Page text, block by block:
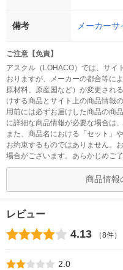
備考 メーカーサ
ご注意【免責】
アスクル（LOHACO）では、サイ
おりますが、メーカーの都合等に
原材料、原産国など）が変更され
けする商品とサイト上の商品情報
用前には必ずお届けした商品の商
に詳細な商品情報が必要な場合は
また、商品名における「セット」
お約束するものではありません。
場合がございます。あらかじめご了
商品情報
レビュー
4.13 （8件）
2.0